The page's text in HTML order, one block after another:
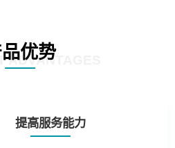
优势
ADVANTAGES
提高服务能力